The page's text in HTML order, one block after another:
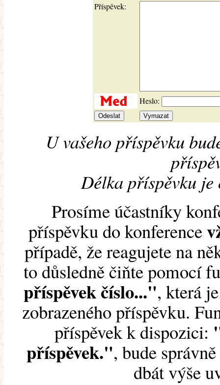
Příspěvek:
Heslo:
U vašeho příspěvku
Délka příspěvku je
Prosíme účastníky
příspěvku do konference
případě, že reagujete na
to důsledně čiňte pomocí
příspěvek číslo...", která
zobrazeného příspěvku.
příspěvek k dispozici:
příspěvek.", bude
dbát výše